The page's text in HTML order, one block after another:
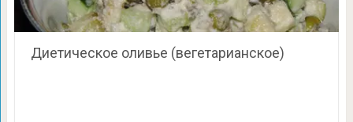
Диетическое оливье (вегетарианское)